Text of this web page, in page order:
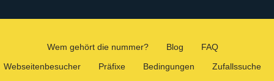
Wem gehört die nummer? Blog
FAQ
Webseitenbesucher
Präfixe Bedingungen
Zufallssuche